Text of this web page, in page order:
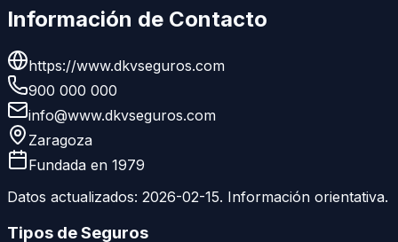
Información de Contacto
https://www.dkvseguros.com
900 000 000
info@www.dkvseguros.com
Zaragoza
Fundada en 1979
Datos actualizados: 2026-02-15. Información orientativa.
Tipos de Seguros